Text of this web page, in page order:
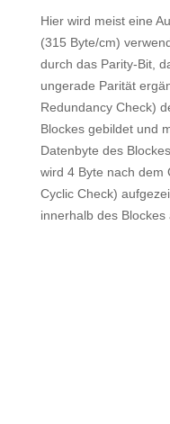
Hier wird meist eine
(315 Byte/cm)
durch das Parity-Bit,
ungerade Parität
Redundancy Check)
Blockes gebildet und
Datenbyte des
wird 4 Byte nach dem
Cyclic Check)
innerhalb des Blockes